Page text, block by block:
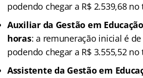
podendo chegar a R$ 2.539,68
Auxiliar da Gestão em
horas: a remuneração inicial é de
podendo chegar a R$ 3.555,52
Assistente da Gestão em